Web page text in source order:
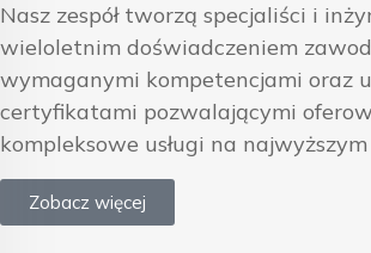
Nasz zespół tworzą specjaliści i
wieloletnim doświadczeniem
wymaganymi kompetencjami oraz
certyfikatami pozwalającymi
kompleksowe usługi na
Zobacz więcej